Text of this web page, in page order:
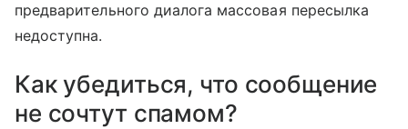
предварительного диалога массовая пересылка
недоступна.
Как убедиться, что сообщение
не сочтут спамом?